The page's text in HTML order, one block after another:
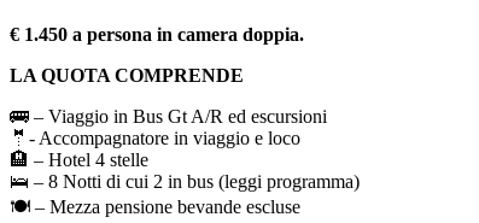
€ 1.450 a persona in camera doppia.
LA QUOTA COMPRENDE
🚌 – Viaggio in Bus Gt A/R ed escursioni
🤵- Accompagnatore in viaggio e loco
🏨 – Hotel 4 stelle
🛌 – 8 Notti di cui 2 in bus (leggi programma)
🍽️ – Mezza pensione bevande escluse